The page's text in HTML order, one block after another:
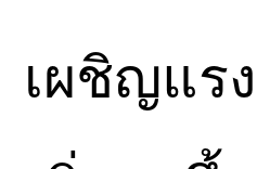
เผชิญแร